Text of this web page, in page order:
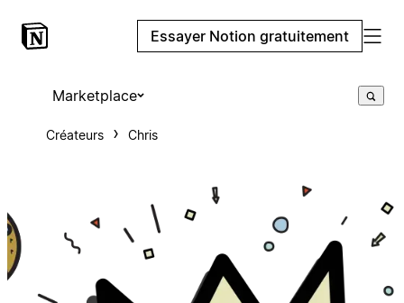
Essayer Notion gratuitement
Marketplace
Créateurs Chris